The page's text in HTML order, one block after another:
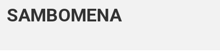
SAMBOMENA